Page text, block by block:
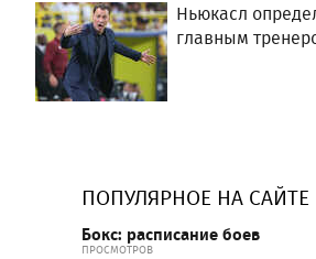
Ньюкасл
главным
ПОПУЛЯРНОЕ НА САЙТЕ
Бокс: расписание боев
ПРОСМОТРОВ